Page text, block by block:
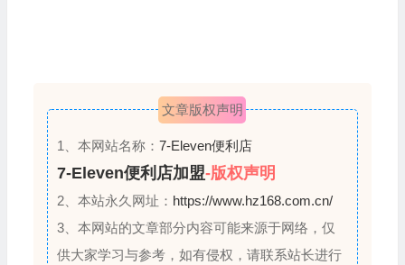
文章版权声明
1、本网站名称： 7-Eleven便利店
7-Eleven便利店加盟-版权声明
2、本站永久网址： https://www.hz168.com.cn/
3、本网站的文章部分内容可能来源于网络，仅
供大家学习与参考，如有侵权，请联系站长进行